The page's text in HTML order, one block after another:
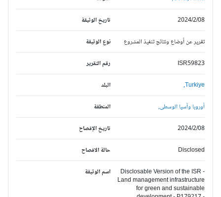
تاريخ الوثيقة 2024/2/08
نوع الوثيقة تقرير عن أوضاع ونتائج تنفيذ المشروع
رقم التقرير ISR59823
البلد Turkiye,
المنطقة أوروبا وآسيا الوسطى,
تاريخ الإفصاح 2024/2/08
حالة الافصاح Disclosed
اسم الوثيقة
Disclosable Version of the ISR -
Land management infrastructure
for green and sustainable